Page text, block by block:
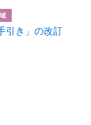
引き」の改訂